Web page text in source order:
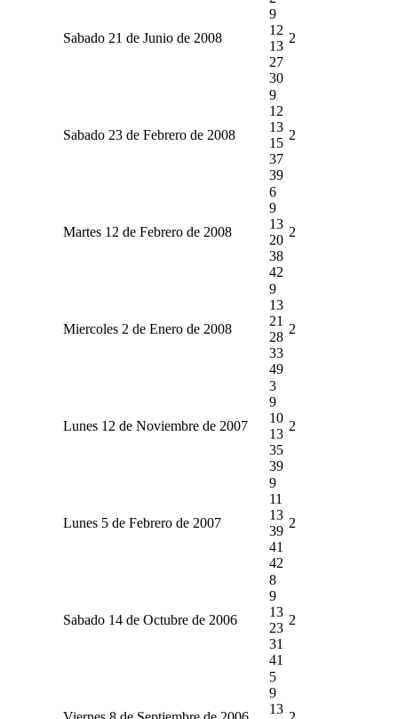
Sabado 21 de Junio de 2008
9
12
13
27
30
2
Sabado 23 de Febrero de 2008
9
12
13
15
37
39
2
Martes 12 de Febrero de 2008
6
9
13
20
38
42
2
Miercoles 2 de Enero de 2008
9
13
21
28
33
49
2
Lunes 12 de Noviembre de 2007
3
9
10
13
35
39
2
Lunes 5 de Febrero de 2007
9
11
13
39
41
42
2
Sabado 14 de Octubre de 2006
8
9
13
23
31
41
2
5
9
13